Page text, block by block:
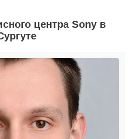
центра Sony в